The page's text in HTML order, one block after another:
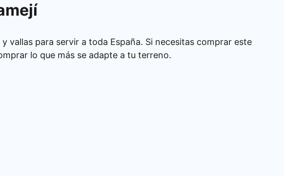
vallas para servir a toda España. Si necesitas comprar este
lo que más se adapte a tu terreno.